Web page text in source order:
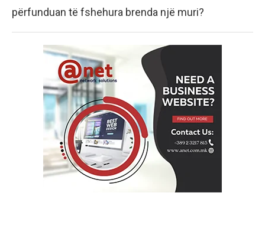
përfunduan të fshehura brenda një muri?